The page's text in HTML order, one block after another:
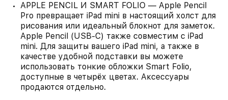
APPLE PENCIL И SMART FOLIO — Apple Pencil
Pro превращает iPad mini в настоящий холст для
рисования или идеальный блокнот для заметок.
Apple Pencil (USB-C) также совместим с iPad
mini. Для защиты вашего iPad mini, а также в
качестве удобной подставки вы можете
использовать тонкие обложки Smart Folio,
доступные в четырёх цветах. Аксессуары
продаются отдельно.